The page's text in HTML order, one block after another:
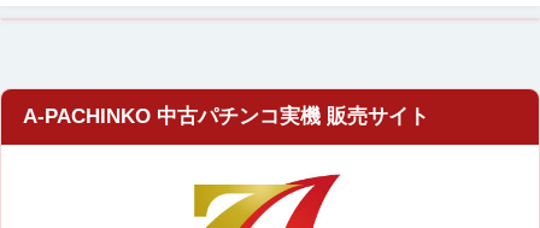
A-PACHINKO 中古パチンコ実機 販売サイト